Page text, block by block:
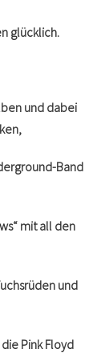
glücklich.
und dabei
Band
mit all den
und
Pink Floyd